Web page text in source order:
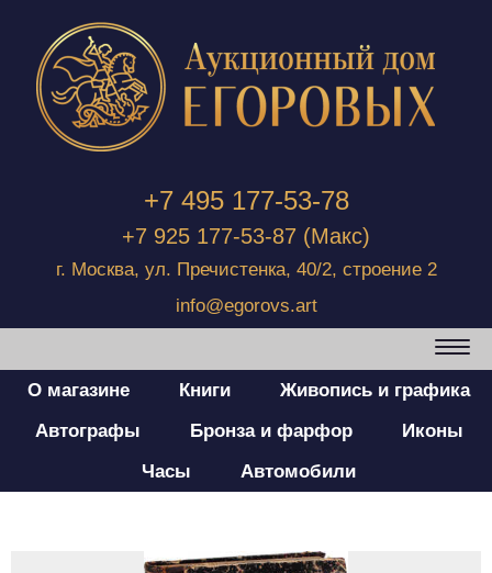
+7 495 177-53-78
+7 925 177-53-87 (Макс)
г. Москва, ул. Пречистенка, 40/2, строение 2
info@egorovs.art
О магазине Книги
Живопись и графика
Автографы
Бронза и фарфор
Иконы
Часы
Автомобили